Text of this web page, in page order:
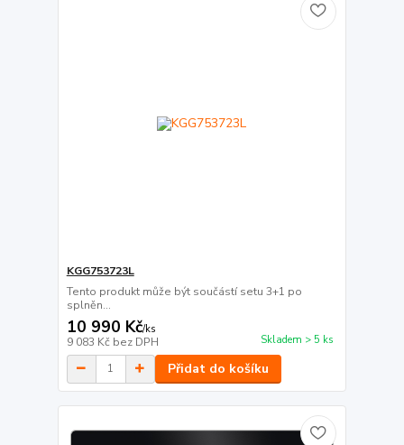
KGG753723L
Tento produkt může být součástí setu 3+1 po
splněn...
10 990 Kč/ks
9 083 Kč bez DPH Skladem > 5 ks
Přidat do košíku